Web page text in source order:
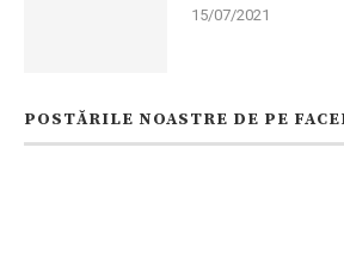
15/07/2021
POSTĂRILE NOASTRE DE PE